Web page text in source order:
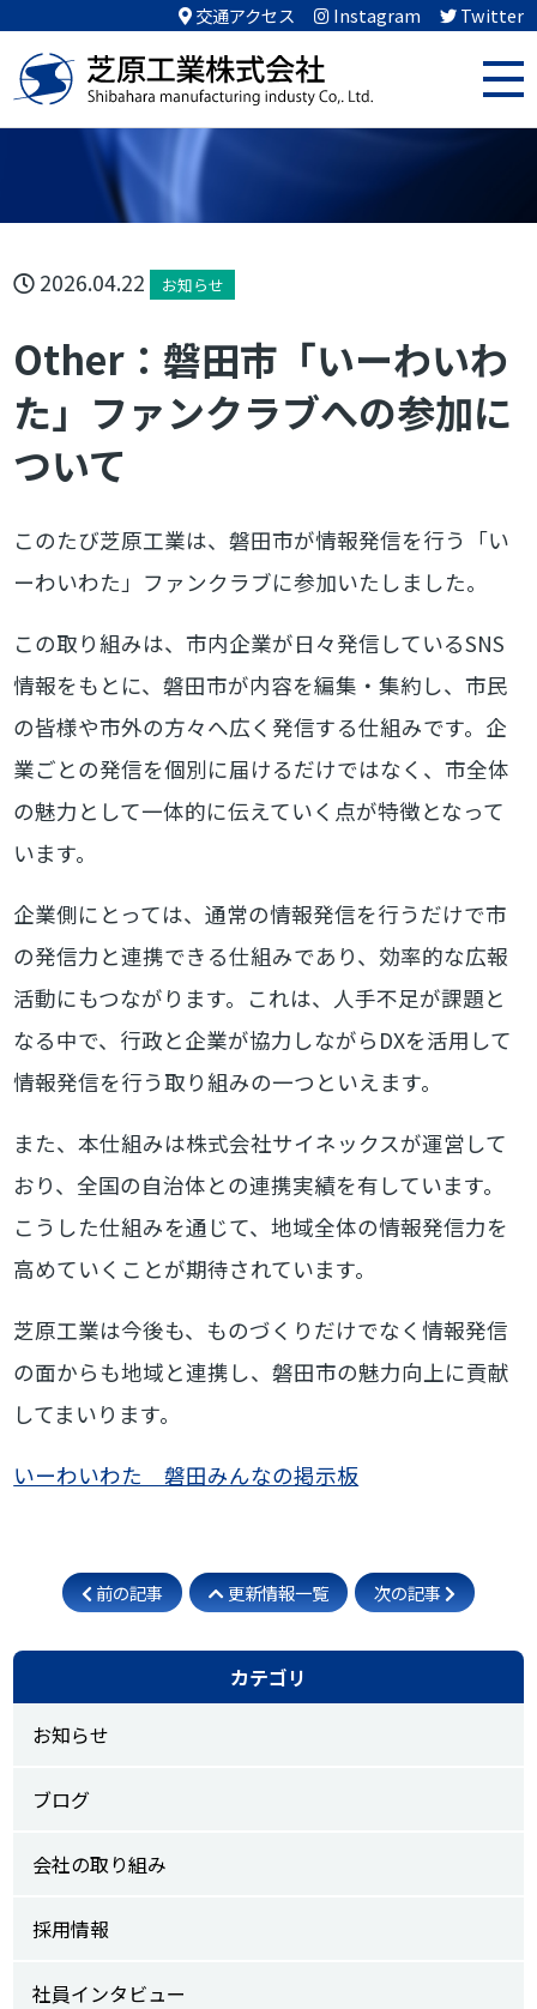
交通アクセス Instagram Twitter
2026.04.22 お知らせ
Other：磐田市「いーわいわ
た」ファンクラブへの参加に
ついて
このたび芝原工業は、磐田市が情報発信を行う「い
ーわいわた」ファンクラブに参加いたしました。
この取り組みは、市内企業が日々発信しているSNS
情報をもとに、磐田市が内容を編集・集約し、市民
の皆様や市外の方々へ広く発信する仕組みです。企
業ごとの発信を個別に届けるだけではなく、市全体
の魅力として一体的に伝えていく点が特徴となって
います。
企業側にとっては、通常の情報発信を行うだけで市
の発信力と連携できる仕組みであり、効率的な広報
活動にもつながります。これは、人手不足が課題と
なる中で、行政と企業が協力しながらDXを活用して
情報発信を行う取り組みの一つといえます。
また、本仕組みは株式会社サイネックスが運営して
おり、全国の自治体との連携実績を有しています。
こうした仕組みを通じて、地域全体の情報発信力を
高めていくことが期待されています。
芝原工業は今後も、ものづくりだけでなく情報発信
の面からも地域と連携し、磐田市の魅力向上に貢献
してまいります。
いーわいわた 磐田みんなの掲示板
前の記事 更新情報一覧 次の記事
カテゴリ
お知らせ
ブログ
会社の取り組み
採用情報
社員インタビュー